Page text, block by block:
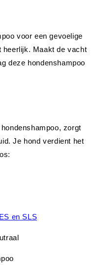
hondenshampoo, zorgt
Je hond verdient het
en SLS